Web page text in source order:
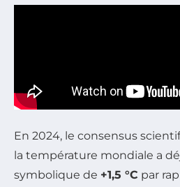
En 2024, le consensus
la température mondiale a
symbolique de +1,5 °C par